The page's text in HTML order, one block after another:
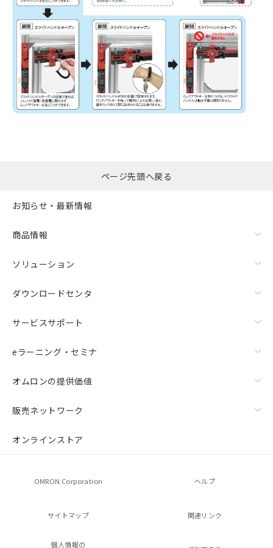
ページ先頭へ戻る
お知らせ・最新情報
商品情報
ソリューション
ダウンロードセンタ
サービスサポート
eラーニング・セミナ
オムロンの提供価値
販売ネットワーク
オンラインストア
OMRON Corporation ヘルプ
サイトマップ 関連リンク
個人情報の